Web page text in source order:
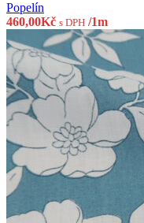
Popelín
460,00Kč s DPH /1m